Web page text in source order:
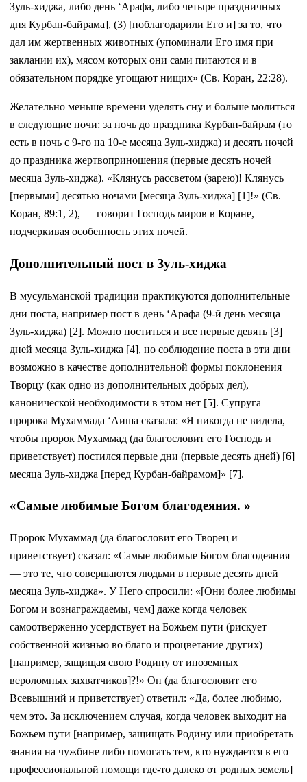
Зуль-хиджа, либо день ‘Арафа, либо четыре праздничных
дня Курбан-байрама], (3) [поблагодарили Его и] за то, что
дал им жертвенных животных (упоминали Его имя при
заклании их), мясом которых они сами питаются и в
обязательном порядке угощают нищих» (Св. Коран, 22:28).
Желательно меньше времени уделять сну и больше молиться
в следующие ночи: за ночь до праздника Курбан-байрам (то
есть в ночь с 9-го на 10-е месяца Зуль-хиджа) и десять ночей
до праздника жертвоприношения (первые десять ночей
месяца Зуль-хиджа). «Клянусь рассветом (зарею)! Клянусь
[первыми] десятью ночами [месяца Зуль-хиджа] [1]!» (Св.
Коран, 89:1, 2), — говорит Господь миров в Коране,
подчеркивая особенность этих ночей.
Дополнительный пост в Зуль-хиджа
В мусульманской традиции практикуются дополнительные
дни поста, например пост в день ‘Арафа (9-й день месяца
Зуль-хиджа) [2]. Можно поститься и все первые девять [3]
дней месяца Зуль-хиджа [4], но соблюдение поста в эти дни
возможно в качестве дополнительной формы поклонения
Творцу (как одно из дополнительных добрых дел),
канонической необходимости в этом нет [5]. Супруга
пророка Мухаммада ‘Аиша сказала: «Я никогда не видела,
чтобы пророк Мухаммад (да благословит его Господь и
приветствует) постился первые дни (первые десять дней) [6]
месяца Зуль-хиджа [перед Курбан-байрамом]» [7].
«Самые любимые Богом благодеяния. »
Пророк Мухаммад (да благословит его Творец и
приветствует) сказал: «Самые любимые Богом благодеяния
— это те, что совершаются людьми в первые десять дней
месяца Зуль-хиджа». У Него спросили: «[Они более любимы
Богом и вознаграждаемы, чем] даже когда человек
самоотверженно усердствует на Божьем пути (рискует
собственной жизнью во благо и процветание других)
[например, защищая свою Родину от иноземных
вероломных захватчиков]?!» Он (да благословит его
Всевышний и приветствует) ответил: «Да, более любимо,
чем это. За исключением случая, когда человек выходит на
Божьем пути [например, защищать Родину или приобретать
знания на чужбине либо помогать тем, кто нуждается в его
профессиональной помощи где-то далеко от родных земель]